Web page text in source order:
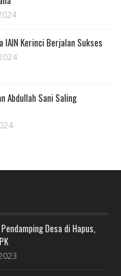
IAIN Kerinci Berjalan Sukses
Abdullah Sani Saling
Desa di Hapus,